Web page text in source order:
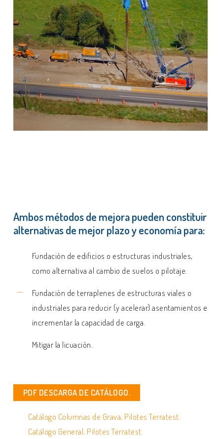
Ambos métodos de mejora pueden constituir
alternativas de mejor plazo y economía para:
Fundación de edificios o estructuras industriales,
como alternativa al cambio de suelos o pilotaje.
Fundación de terraplenes de estructuras viales o
industriales para reducir (y acelerar) asentamientos e
incrementar la capacidad de carga.
Mitigar la licuación.
PDF DESCARGA DE CATÁLOGO.
Catálogo Columnas de Grava, Pilotes Terratest.
Catálogo General, Pilotes Terratest.